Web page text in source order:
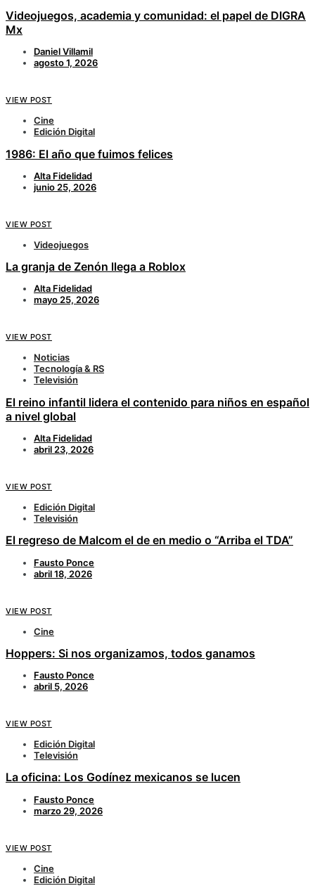
Videojuegos, academia y comunidad: el papel de DIGRA
Mx
Daniel Villamil
agosto 1, 2026
VIEW POST
Cine
Edición Digital
1986: El año que fuimos felices
Alta Fidelidad
junio 25, 2026
VIEW POST
Videojuegos
La granja de Zenón llega a Roblox
Alta Fidelidad
mayo 25, 2026
VIEW POST
Noticias
Tecnología & RS
Televisión
El reino infantil lidera el contenido para niños en español
a nivel global
Alta Fidelidad
abril 23, 2026
VIEW POST
Edición Digital
Televisión
El regreso de Malcom el de en medio o “Arriba el TDA”
Fausto Ponce
abril 18, 2026
VIEW POST
Cine
Hoppers: Si nos organizamos, todos ganamos
Fausto Ponce
abril 5, 2026
VIEW POST
Edición Digital
Televisión
La oficina: Los Godínez mexicanos se lucen
Fausto Ponce
marzo 29, 2026
VIEW POST
Cine
Edición Digital